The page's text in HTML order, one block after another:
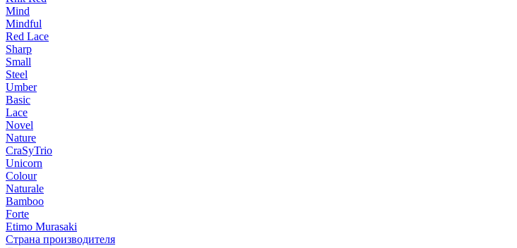
Mind
Mindful
Red Lace
Sharp
Small
Steel
Umber
Basic
Lace
Novel
Nature
CraSyTrio
Unicorn
Colour
Naturale
Bamboo
Forte
Etimo Murasaki
Страна производителя